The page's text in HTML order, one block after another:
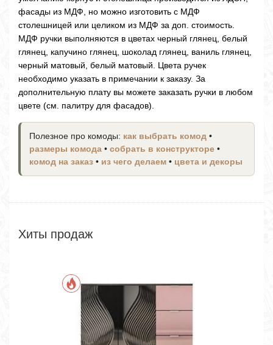
фасады из МДФ, но можно изготовить с МДФ
столешницей или целиком из МДФ за доп. стоимость.
МДФ ручки выполняются в цветах черный глянец, белый
глянец, капучино глянец, шоколад глянец, ваниль глянец,
черный матовый, белый матовый. Цвета ручек
необходимо указать в примечании к заказу. За
дополнительную плату вы можете заказать ручки в любом
цвете (см. палитру для фасадов).
Полезное про комоды: как выбрать комод •
размеры комода • собрать в конструкторе •
комод на заказ • из чего делаем • цвета и декоры
Хиты продаж